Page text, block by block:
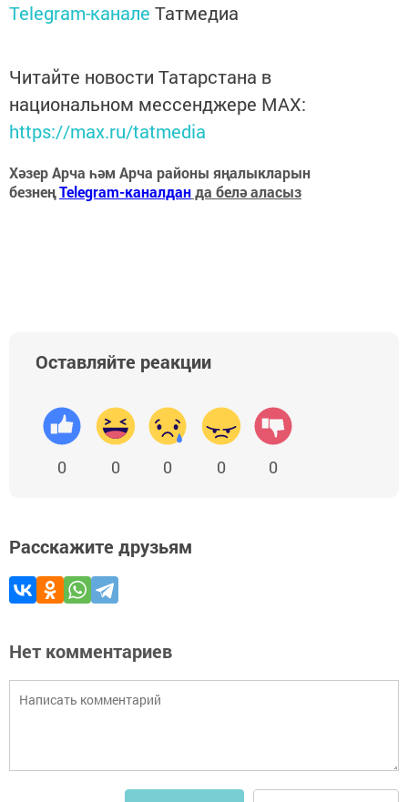
Telegram-канале Татмедиа
Читайте новости Татарстана в
национальном мессенджере MАХ:
https://max.ru/tatmedia
Хәзер Арча һәм Арча районы яңалыкларын
безнеңTelegram-каналданда белә аласыз
Оставляйте реакции
0 0 0 0 0
Расскажите друзьям
Нет комментариев